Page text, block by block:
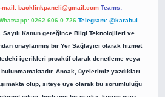
mail: backlinkpaneli@gmail.com Teams:
0262 606 0 726 Telegram: @karabul
Sayılı Kanun gereğince Bilgi Teknolojileri ve
onaylanmış bir Yer Sağlayıcı olarak hizmet
içerikleri proaktif olarak denetleme veya
Ancak, üyelerimiz yazdıkları
olup, siteye üye olarak bu sorumluluğu